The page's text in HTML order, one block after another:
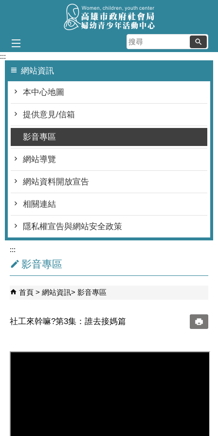
搜
尋
:::
網站資訊
本中心地圖
提供意見/信箱
影音專區
網站導覽
網站資料開放宣告
相關連結
隱私權宣告與網站安全政策
:::
影音專區
首頁 網站資訊 影音專區
社工來幹嘛?第3集：誰去接媽篇